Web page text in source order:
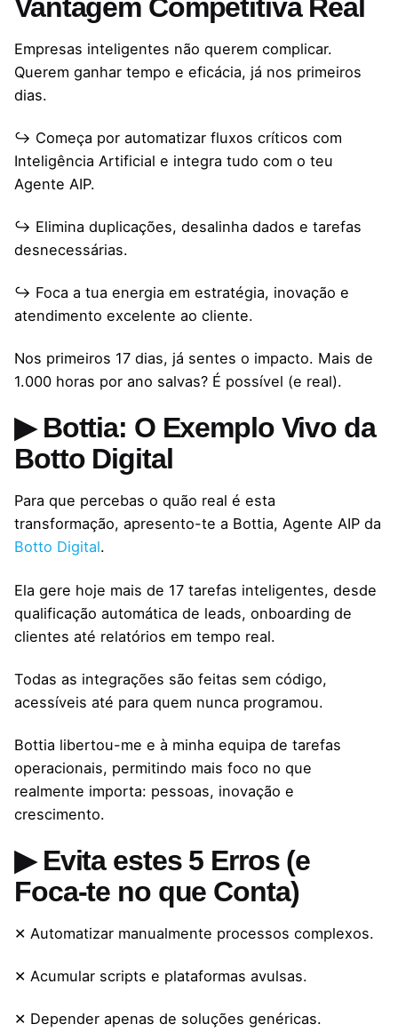
Vantagem Competitiva Real
Empresas inteligentes não querem complicar.
Querem ganhar tempo e eficácia, já nos primeiros
dias.
↪ Começa por automatizar fluxos críticos com
Inteligência Artificial e integra tudo com o teu
Agente AIP.
↪ Elimina duplicações, desalinha dados e tarefas
desnecessárias.
↪ Foca a tua energia em estratégia, inovação e
atendimento excelente ao cliente.
Nos primeiros 17 dias, já sentes o impacto. Mais de
1.000 horas por ano salvas? É possível (e real).
▶ Bottia: O Exemplo Vivo da
Botto Digital
Para que percebas o quão real é esta
transformação, apresento-te a Bottia, Agente AIP da
Botto Digital.
Ela gere hoje mais de 17 tarefas inteligentes, desde
qualificação automática de leads, onboarding de
clientes até relatórios em tempo real.
Todas as integrações são feitas sem código,
acessíveis até para quem nunca programou.
Bottia libertou-me e à minha equipa de tarefas
operacionais, permitindo mais foco no que
realmente importa: pessoas, inovação e
crescimento.
▶ Evita estes 5 Erros (e
Foca-te no que Conta)
✕ Automatizar manualmente processos complexos.
✕ Acumular scripts e plataformas avulsas.
✕ Depender apenas de soluções genéricas.